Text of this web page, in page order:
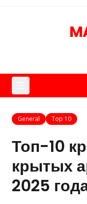
General Top 10
Топ-10
крытых
2025